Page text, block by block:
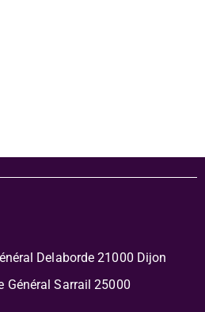
Delaborde 21000 Dijon
Général Sarrail 25000